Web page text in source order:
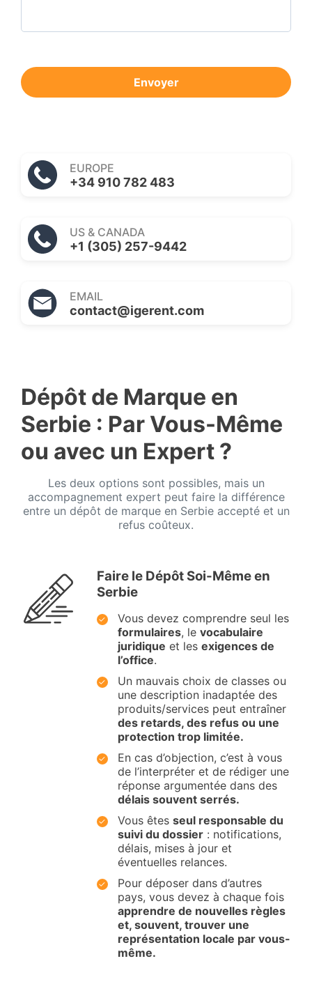
Envoyer
EUROPE
+34 910 782 483
US & CANADA
+1 (305) 257-9442
EMAIL
contact@igerent.com
Dépôt de Marque en
Serbie : Par Vous-Même
ou avec un Expert ?
Les deux options sont possibles, mais un
accompagnement expert peut faire la différence
entre un dépôt de marque en Serbie accepté et un
refus coûteux.
Faire le Dépôt Soi-Même en
Serbie
Vous devez comprendre seul les
formulaires, le vocabulaire
juridique et les exigences de
l’office.
Un mauvais choix de classes ou
une description inadaptée des
produits/services peut entraîner
des retards, des refus ou une
protection trop limitée.
En cas d’objection, c’est à vous
de l’interpréter et de rédiger une
réponse argumentée dans des
délais souvent serrés.
Vous êtes seul responsable du
suivi du dossier : notifications,
délais, mises à jour et
éventuelles relances.
Pour déposer dans d’autres
pays, vous devez à chaque fois
apprendre de nouvelles règles
et, souvent, trouver une
représentation locale par vous-
même.